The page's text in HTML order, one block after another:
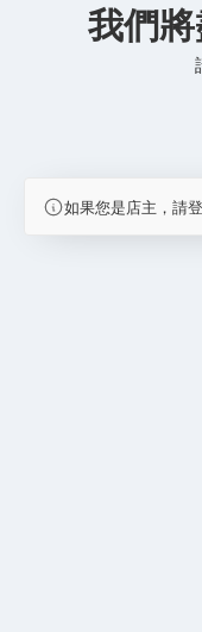
我們將
如果您是店主，請